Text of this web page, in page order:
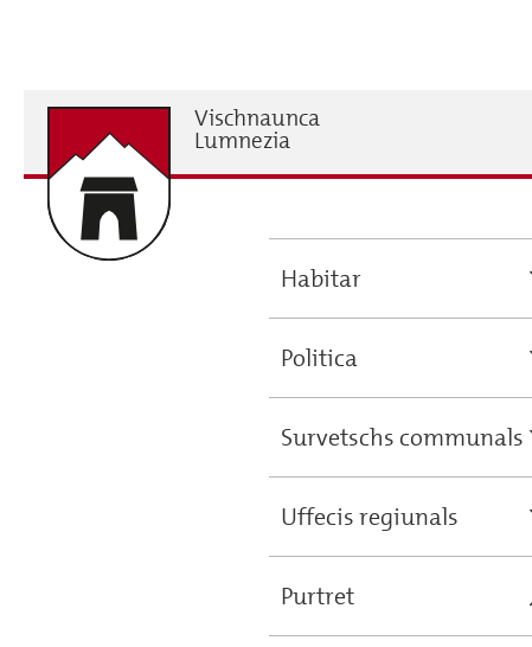
Vischnaunca
Lumnezia
Main
navigation
Habitar
Politica
Survetschs communals
Uffecis regiunals
Purtret